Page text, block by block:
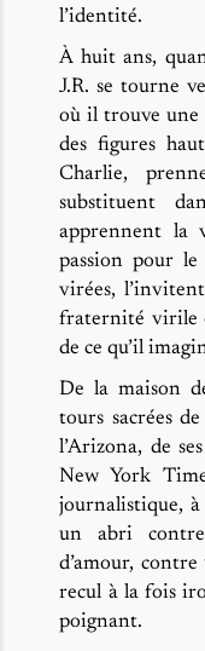
l’identité.
À huit ans,
J.R. se tourne
où il trouve une
des figures
Charlie,
substituent
apprennent la
passion pour le
virées,
fraternité virile
de ce qu’il
De la maison
tours sacrées
l’Arizona, de
New York
journalistique,
un abri
d’amour,
recul à la fois
poignant.